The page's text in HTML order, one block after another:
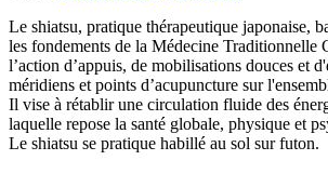
Le shiatsu, pratique thérapeutique japonaise,
les fondements de la Médecine Traditionnelle
l’action d’appuis, de mobilisations douces et
méridiens et points d’acupuncture sur
Il vise à rétablir une circulation fluide des
laquelle repose la santé globale, physique et
Le shiatsu se pratique habillé au sol sur futon.